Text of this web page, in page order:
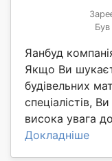
Яанбуд
Якщо Ви
будівельних
спеціалістів,
висока увага
Докладніше